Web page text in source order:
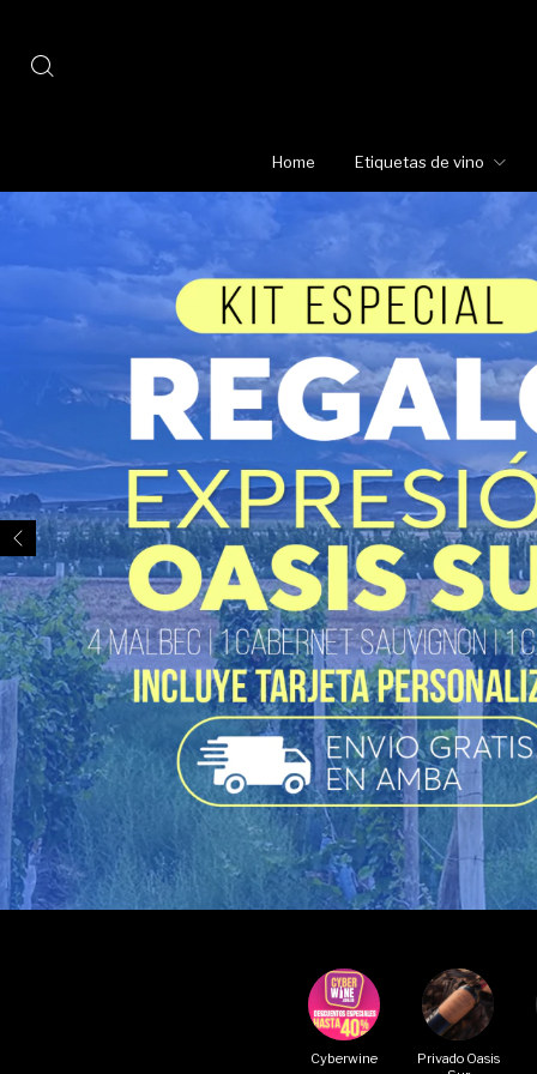
Home Etiquetas de vino
Cyberwine
Privado Oasis